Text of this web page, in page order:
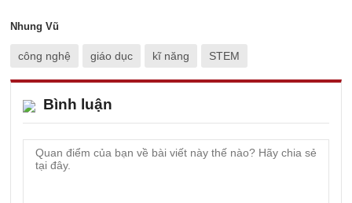
Nhung Vũ
công nghệ giáo dục kĩ năng STEM
Bình luận